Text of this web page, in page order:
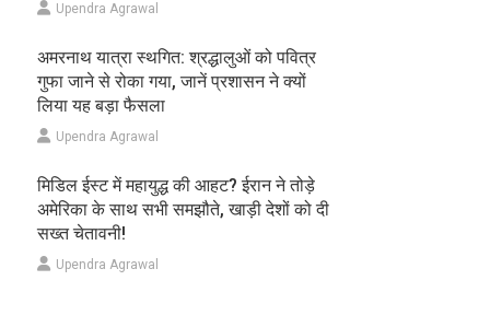
Upendra Agrawal
अमरनाथ यात्रा स्थगित: श्रद्धालुओं को पवित्र
गुफा जाने से रोका गया, जानें प्रशासन ने क्यों
लिया यह बड़ा फैसला
Upendra Agrawal
मिडिल ईस्ट में महायुद्ध की आहट? ईरान ने तोड़े
अमेरिका के साथ सभी समझौते, खाड़ी देशों को दी
सख्त चेतावनी!
Upendra Agrawal